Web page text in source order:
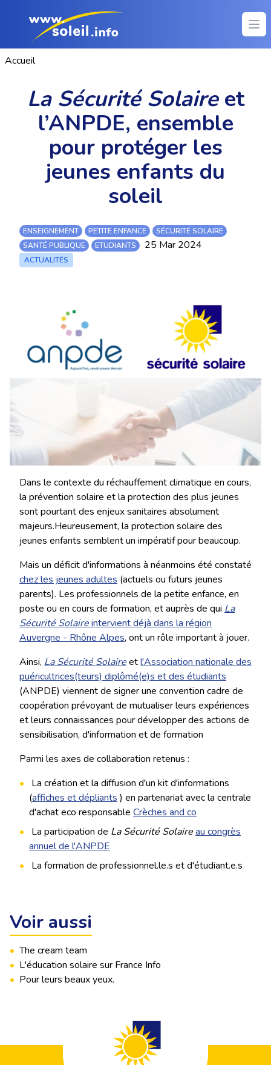
Accueil
La Sécurité Solaireet
l’ANPDE, ensemble
pour protéger les
jeunes enfants du
soleil
ENSEIGNEMENT PETITE ENFANCE
SÉCURITÉ SOLAIRE
SANTÉ PUBLIQUE
ETUDIANTS 25 Mar 2024
ACTUALITÉS
Dans le contexte du réchauffement climatique en cours,
la prévention solaire et la protection des plus jeunes
sont pourtant des enjeux sanitaires absolument
majeurs.Heureusement, la protection solaire des
jeunes enfants semblent un impératif pour beaucoup.
Mais un déficit d'informations à néanmoins été constaté
chez les jeunes adultes (actuels ou futurs jeunes
parents). Les professionnels de la petite enfance, en
poste ou en cours de formation, et auprès de qui La
Sécurité Solaireintervient déjà dans la région
Auvergne - Rhône Alpes, ont un rôle important à jouer.
Ainsi, La Sécurité Solaireetl'Association nationale des
puéricultrices(teurs) diplômé(e)s et des étudiants
(ANPDE) viennent de signer une convention cadre de
coopération prévoyant de mutualiser leurs expériences
et leurs connaissances pour développer des actions de
sensibilisation, d'information et de formation
Parmi les axes de collaboration retenus :
La création et la diffusion d'un kit d'informations
(affiches et dépliants) en partenariat avec la centrale
d'achat eco responsable Crèches and co
La participation de La Sécurité Solaireau congrès
annuel de l'ANPDE
La formation de professionnel.le.s et d'étudiant.e.s
Voir aussi
• The cream team
• L'éducation solaire sur France Info
• Pour leurs beaux yeux.